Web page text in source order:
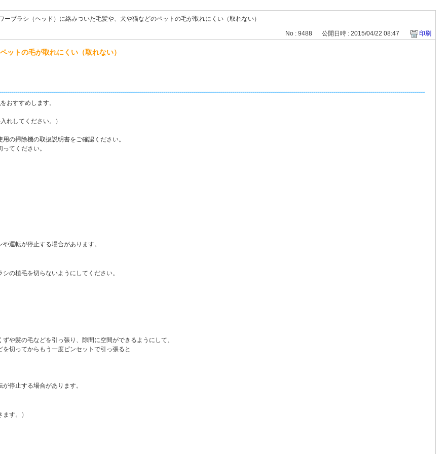
ーブラシ（ヘッド）に絡みついた毛髪や、犬や猫などのペットの毛が取れにくい（取れない）
No : 9488 公開日時 : 2015/04/22 08:47 印刷
ットの毛が取れにくい（取れない）
をおすすめします。
れしてください。）
の掃除機の取扱説明書をご確認ください。
てください。
転が停止する場合があります。
の植毛を切らないようにしてください。
髪の毛などを引っ張り、隙間に空間ができるようにして、
ってからもう一度ピンセットで引っ張ると
停止する場合があります。
す。）